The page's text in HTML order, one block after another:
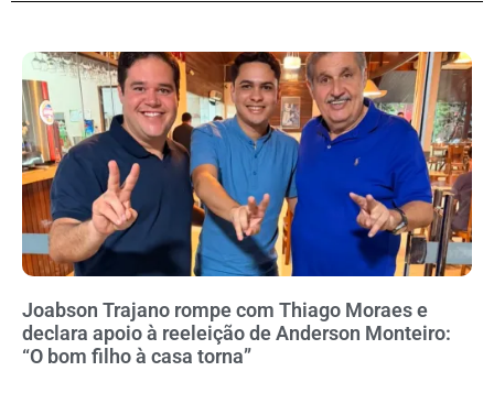
Joabson Trajano rompe com Thiago Moraes e
declara apoio à reeleição de Anderson Monteiro:
“O bom filho à casa torna”